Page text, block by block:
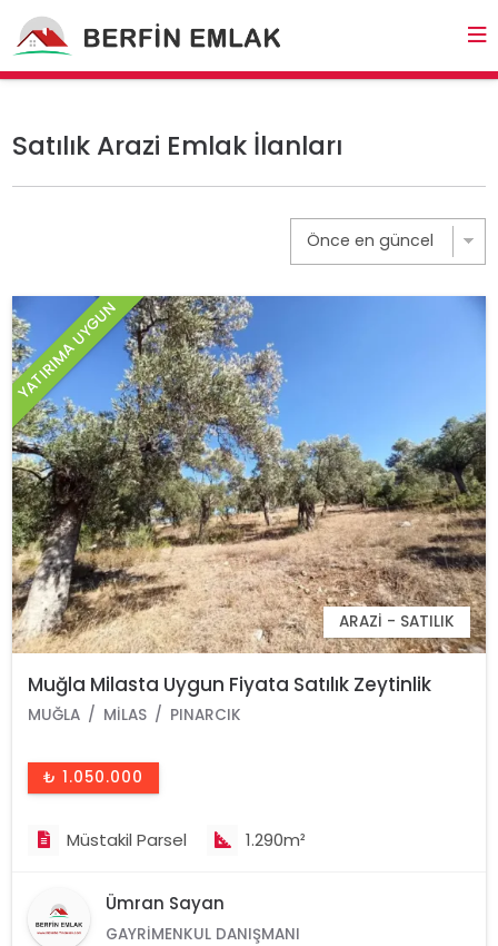
Satılık Arazi Emlak İlanları
YATIRIMA UYGUN
ARAZI - SATILIK
Muğla Milasta Uygun Fiyata Satılık Zeytinlik
MUĞLA MILAS PINARCIK
₺ 1.050.000
Müstakil Parsel 1.290m²
Ümran Sayan
GAYRIMENKUL DANIŞMANI